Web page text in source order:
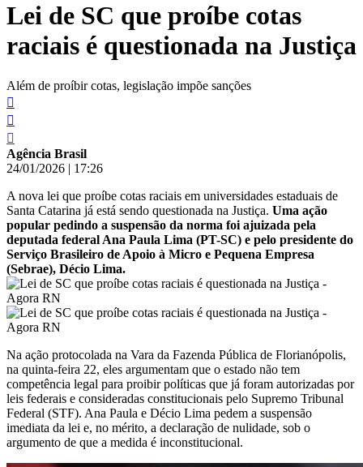
conteúdo
Lei de SC que proíbe cotas
raciais é questionada na Justiça
Além de proíbir cotas, legislação impõe sanções
Agência Brasil
24/01/2026 | 17:26
A nova lei que proíbe cotas raciais em universidades estaduais de
Santa Catarina já está sendo questionada na Justiça. Uma ação
popular pedindo a suspensão da norma foi ajuizada pela
deputada federal Ana Paula Lima (PT-SC) e pelo presidente do
Serviço Brasileiro de Apoio à Micro e Pequena Empresa
(Sebrae), Décio Lima.
Na ação protocolada na Vara da Fazenda Pública de Florianópolis,
na quinta-feira 22, eles argumentam que o estado não tem
competência legal para proibir políticas que já foram autorizadas por
leis federais e consideradas constitucionais pelo Supremo Tribunal
Federal (STF). Ana Paula e Décio Lima pedem a suspensão
imediata da lei e, no mérito, a declaração de nulidade, sob o
argumento de que a medida é inconstitucional.